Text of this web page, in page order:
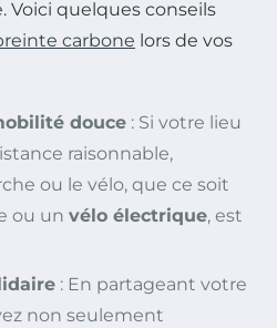
Voici quelques conseils
carbone lors de vos
douce : Si votre lieu
raisonnable,
ou le vélo, que ce soit
ou un vélo électrique, est
: En partageant votre
non seulement